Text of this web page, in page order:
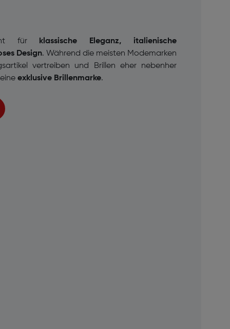
für klassische Eleganz, italienische
Design. Während die meisten Modemarken
vertreiben und Brillen eher nebenher
exklusive Brillenmarke.